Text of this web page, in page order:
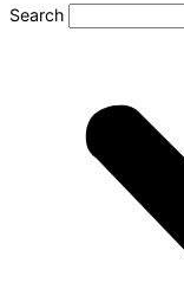
Search